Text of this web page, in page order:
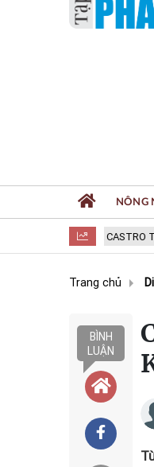
FIDEL CASTRO
NÔNG
Trang chủ
BÌNH
LUẬN